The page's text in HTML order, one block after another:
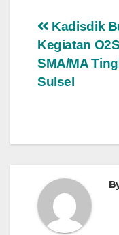
pos
Kadisdik
Kegiatan
SMA/MA
Sulsel